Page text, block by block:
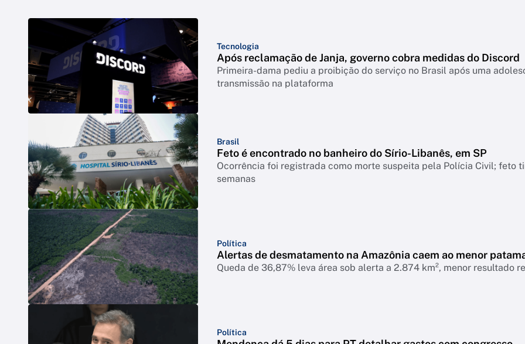
Tecnologia
Após reclamação de Janja, governo cobra medidas do Discord
Primeira-dama pediu a proibição do serviço no Brasil após uma
transmissão na plataforma
Brasil
Feto é encontrado no banheiro do Sírio-Libanês, em SP
Ocorrência foi registrada como morte suspeita pela Polícia Civil; feto
semanas
Política
Alertas de desmatamento na Amazônia caem ao menor
Queda de 36,87% leva área sob alerta a 2.874 km², menor resultado
Política